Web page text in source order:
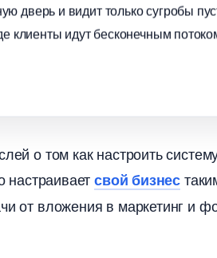
дверь и видит только сугробы
клиенты идут бесконечным
о том как настроить
настраиваетсвой бизнес
от вложения в маркетинг и